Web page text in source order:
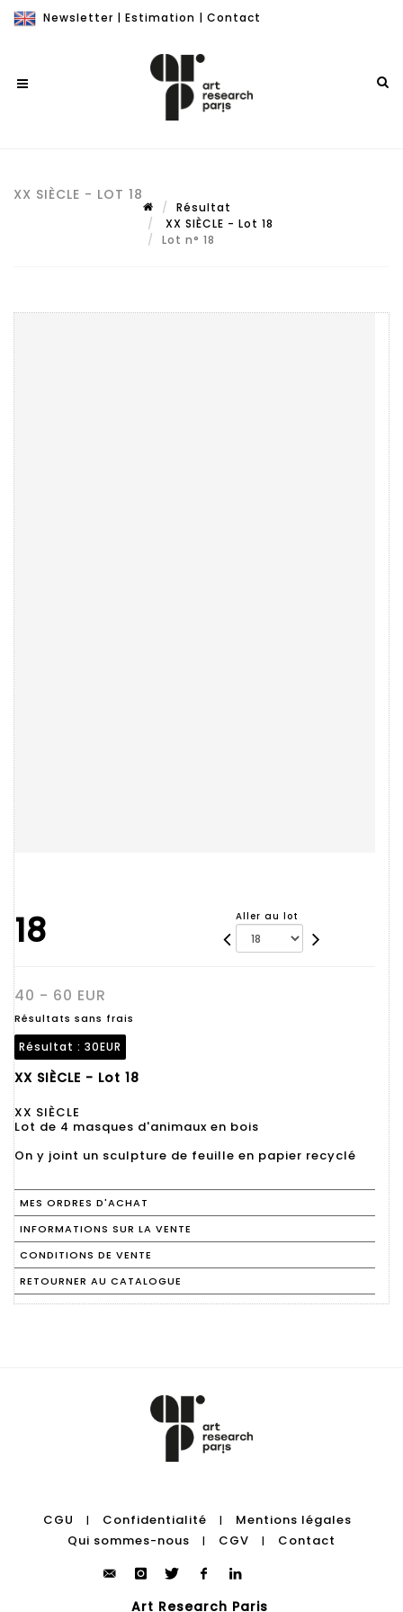
Newsletter | Estimation | Contact
XX SIÈCLE - LOT 18
Résultat
XX SIÈCLE - Lot 18
Lot n° 18
18 Aller au lot
40 - 60 EUR
Résultats sans frais
Résultat : 30EUR
XX SIÈCLE - Lot 18
XX SIÈCLE
Lot de 4 masques d'animaux en bois
On y joint un sculpture de feuille en papier recyclé
MES ORDRES D'ACHAT
INFORMATIONS SUR LA VENTE
CONDITIONS DE VENTE
RETOURNER AU CATALOGUE
CGU | Confidentialité |
Mentions légales
Qui sommes-nous
| CGV | Contact
Art Research Paris